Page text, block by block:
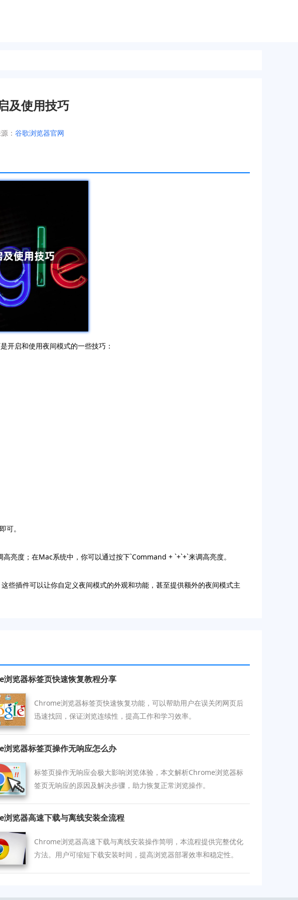
及使用技巧
： 谷歌浏览器官网
开启和使用夜间模式的一些技巧：
可。
亮度；在Mac系统中，你可以通过按下`Command + `+`+`来调高亮度。
插件可以让你自定义夜间模式的外观和功能，甚至提供额外的夜间模式主
览器标签页快速恢复教程分享
Chrome浏览器标签页快速恢复功能，可以帮助用户在误关闭网页后
迅速找回，保证浏览连续性，提高工作和学习效率。
览器标签页操作无响应怎么办
标签页操作无响应会极大影响浏览体验，本文解析Chrome浏览器标
签页无响应的原因及解决步骤，助力恢复正常浏览操作。
览器高速下载与离线安装全流程
Chrome浏览器高速下载与离线安装操作简明，本流程提供完整优化
方法。用户可缩短下载安装时间，提高浏览器部署效率和稳定性。